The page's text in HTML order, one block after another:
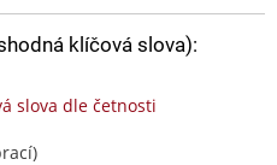
klíčová slova):
slova dle četnosti